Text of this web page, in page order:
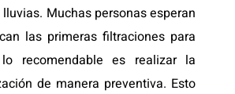
Muchas personas esperan
las primeras filtraciones para
recomendable es realizar la
de manera preventiva. Esto